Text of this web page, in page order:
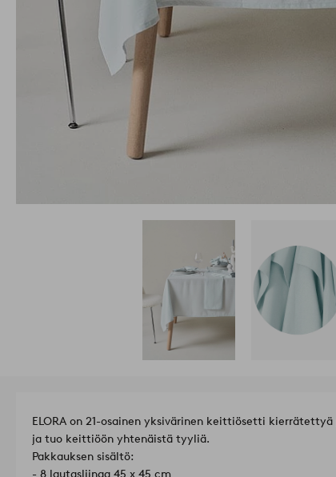
ELORA on 21-osainen yksivärinen keittiösetti
ja tuo keittiöön yhtenäistä tyyliä.
Pakkauksen sisältö:
- 8 lautasliinaa 45 x 45 cm